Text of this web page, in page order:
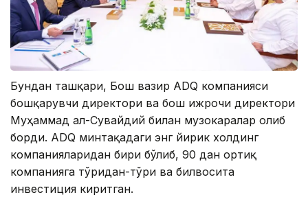
Бундан ташқари, Бош вазир ADQ компанияси
бошқарувчи директори ва бош ижрочи директори
Муҳаммад ал-Сувайдий билан музокаралар олиб
борди. АDQ минтақадаги энг йирик холдинг
компанияларидан бири бўлиб, 90 дан ортиқ
компанияга тўғридан-тўғри ва билвосита
инвестиция киритган.